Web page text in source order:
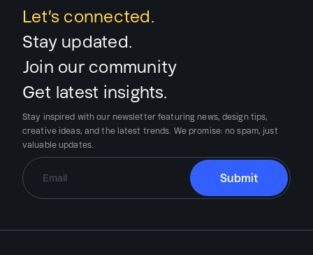
Let’s connected.
Stay updated.
Join our community
Get latest insights.
Stay inspired with our newsletter featuring news, design tips,
creative ideas, and the latest trends. We promise:no spam, just
valuable updates.